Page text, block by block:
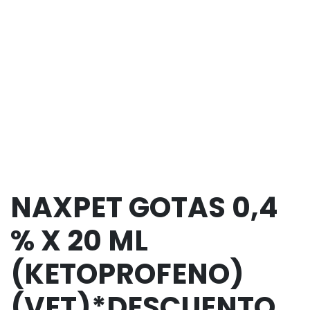
NAXPET GOTAS 0,4
% X 20 ML
(KETOPROFENO)